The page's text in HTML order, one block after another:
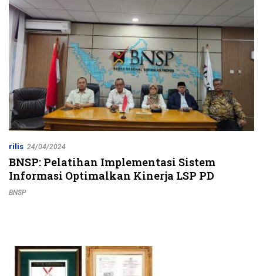
rilis 24/04/2024
BNSP: Pelatihan Implementasi Sistem
Informasi Optimalkan Kinerja LSP PD
BNSP